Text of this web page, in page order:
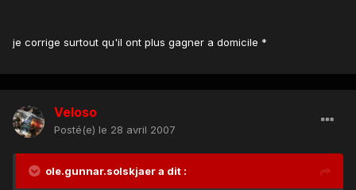
je corrige surtout qu'il ont plus gagner a domicile *
Veloso
Posté(e) le 28 avril 2007
ole.gunnar.solskjaer a dit :